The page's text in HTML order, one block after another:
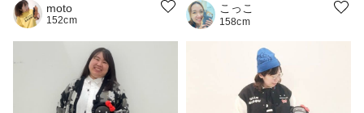
moto
152cm
こっこ
158cm